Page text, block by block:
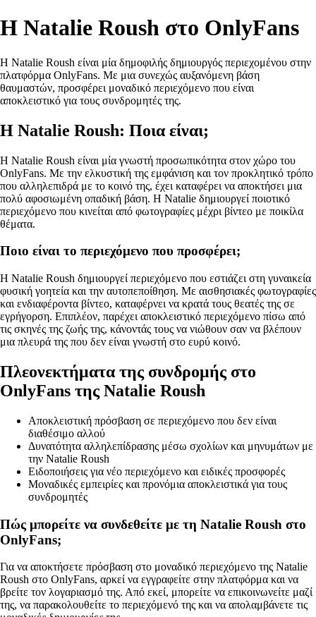
Η Natalie Roush στο OnlyFans
Η Natalie Roush είναι μία δημοφιλής δημιουργός περιεχομένου στην
πλατφόρμα OnlyFans. Με μια συνεχώς αυξανόμενη βάση
θαυμαστών, προσφέρει μοναδικό περιεχόμενο που είναι
αποκλειστικό για τους συνδρομητές της.
Η Natalie Roush: Ποια είναι;
Η Natalie Roush είναι μία γνωστή προσωπικότητα στον χώρο του
OnlyFans. Με την ελκυστική της εμφάνιση και τον προκλητικό τρόπο
που αλληλεπιδρά με το κοινό της, έχει καταφέρει να αποκτήσει μια
πολύ αφοσιωμένη οπαδική βάση. Η Natalie δημιουργεί ποιοτικό
περιεχόμενο που κινείται από φωτογραφίες μέχρι βίντεο με ποικίλα
θέματα.
Ποιο είναι το περιεχόμενο που προσφέρει;
Η Natalie Roush δημιουργεί περιεχόμενο που εστιάζει στη γυναικεία
φυσική γοητεία και την αυτοπεποίθηση. Με αισθησιακές φωτογραφίες
και ενδιαφέροντα βίντεο, καταφέρνει να κρατά τους θεατές της σε
εγρήγορση. Επιπλέον, παρέχει αποκλειστικό περιεχόμενο πίσω από
τις σκηνές της ζωής της, κάνοντάς τους να νιώθουν σαν να βλέπουν
μια πλευρά της που δεν είναι γνωστή στο ευρύ κοινό.
Πλεονεκτήματα της συνδρομής στο
OnlyFans της Natalie Roush
Αποκλειστική πρόσβαση σε περιεχόμενο που δεν είναι
διαθέσιμο αλλού
Δυνατότητα αλληλεπίδρασης μέσω σχολίων και μηνυμάτων με
την Natalie Roush
Ειδοποιήσεις για νέο περιεχόμενο και ειδικές προσφορές
Μοναδικές εμπειρίες και προνόμια αποκλειστικά για τους
συνδρομητές
Πώς μπορείτε να συνδεθείτε με τη Natalie Roush στο
OnlyFans;
Για να αποκτήσετε πρόσβαση στο μοναδικό περιεχόμενο της Natalie
Roush στο OnlyFans, αρκεί να εγγραφείτε στην πλατφόρμα και να
βρείτε τον λογαριασμό της. Από εκεί, μπορείτε να επικοινωνείτε μαζί
της, να παρακολουθείτε το περιεχόμενό της και να απολαμβάνετε τις